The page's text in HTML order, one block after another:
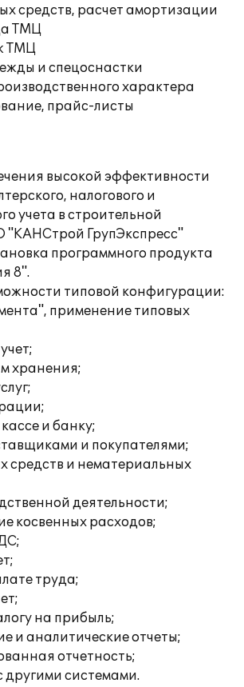
средств, расчет амортизации
ТМЦ
ТМЦ
и спецоснастки
характера
прайс-листы
высокой эффективности
налогового и
учета в строительной
ГрупЭкспресс"
программного продукта
8".
типовой конфигурации:
применение типовых
хранения;
и банку;
и покупателями;
средств и нематериальных
деятельности;
косвенных расходов;
труда;
на прибыль;
и аналитические отчеты;
отчетность;
другими системами.